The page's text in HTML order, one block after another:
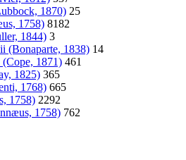
1870) 25
1758) 8182
1844) 3
(Bonaparte, 1838) 14
1871) 461
1825) 365
1768) 665
1758) 2292
1758) 762